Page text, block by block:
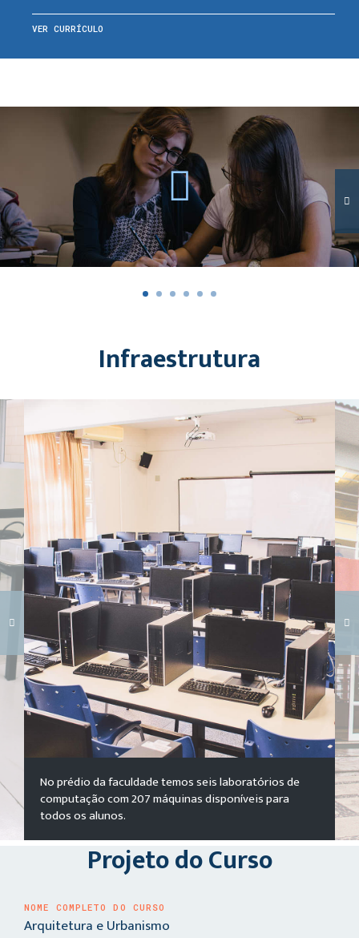
VER CURRÍCULO
Infraestrutura
Carregando galeria...
No prédio da faculdade temos seis laboratórios de
computação com 207 máquinas disponíveis para
todos os alunos.
Projeto do Curso
NOME COMPLETO DO CURSO
Arquitetura e Urbanismo